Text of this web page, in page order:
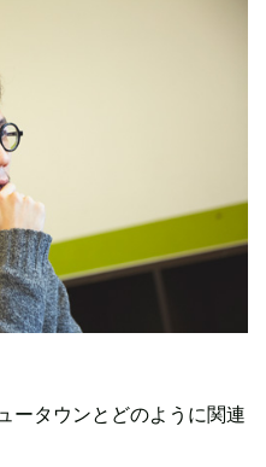
ータウンとどのように関連